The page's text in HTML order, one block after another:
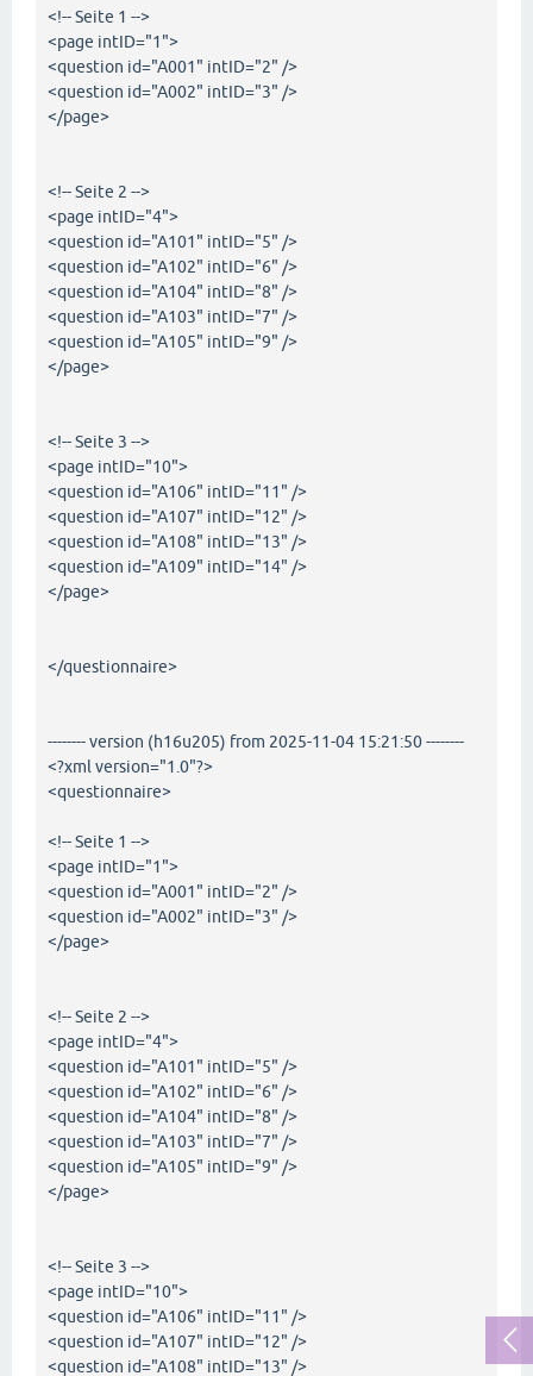
<!-- Seite 1 -->
<page intID="1">
<question id="A001" intID="2" />
<question id="A002" intID="3" />
</page>
<!-- Seite 2 -->
<page intID="4">
<question id="A101" intID="5" />
<question id="A102" intID="6" />
<question id="A104" intID="8" />
<question id="A103" intID="7" />
<question id="A105" intID="9" />
</page>
<!-- Seite 3 -->
<page intID="10">
<question id="A106" intID="11" />
<question id="A107" intID="12" />
<question id="A108" intID="13" />
<question id="A109" intID="14" />
</page>
</questionnaire>
-------- version (h16u205) from 2025-11-04 15:21:50 --------
<?xml version="1.0"?>
<questionnaire>
<!-- Seite 1 -->
<page intID="1">
<question id="A001" intID="2" />
<question id="A002" intID="3" />
</page>
<!-- Seite 2 -->
<page intID="4">
<question id="A101" intID="5" />
<question id="A102" intID="6" />
<question id="A104" intID="8" />
<question id="A103" intID="7" />
<question id="A105" intID="9" />
</page>
<!-- Seite 3 -->
<page intID="10">
<question id="A106" intID="11" />
<question id="A107" intID="12" />
<question id="A108" intID="13" />